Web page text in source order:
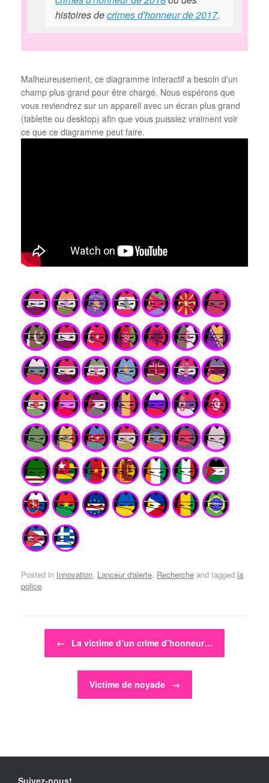
histoires decrimes d'honneur de 2017.
Malheureusement, ce diagramme interactif a besoin d'un
champ plus grand pour être chargé. Nous espérons que
vous reviendrez sur un appareil avec un écran plus grand
(tablette ou desktop) afin que vous puissiez vraiment voir
ce que ce diagramme peut faire.
Posted in Innovation, Lanceur d'alerte, Recherche and tagged la
police.
Post navigation
← La victime d’un crime d’honneur…
Victime de noyade →